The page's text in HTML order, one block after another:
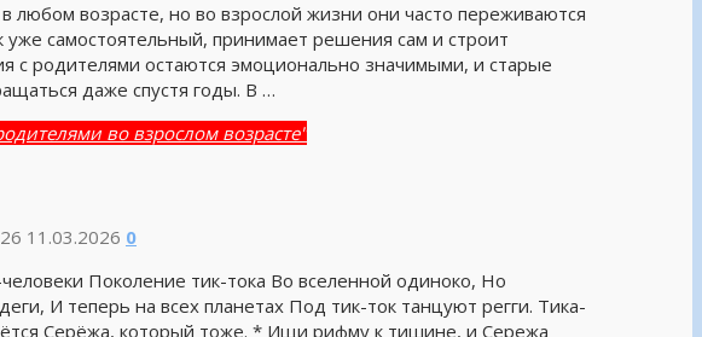
любом возрасте, но во взрослой жизни они часто переживаются
самостоятельный, принимает решения сам и строит
родителями остаются эмоционально значимыми, и старые
даже спустя годы. В …
во взрослом возрасте"
11.03.2026 0
Поколение тик-тока Во вселенной одиноко, Но
И теперь на всех планетах Под тик-ток танцуют регги. Тика-
Серёжа, который тоже. * Ищи рифму к тишине, и Сережа